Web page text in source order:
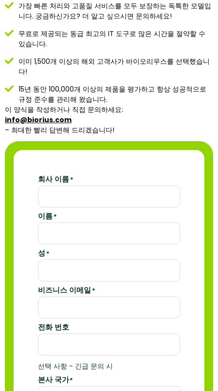
가장 빠른 처리와 고품질 서비스를 모두 보장하는 독특한 모델입
니다. 궁금하신가요? 더 알고 싶으시면 문의하세요!
무료로 제공되는 동급 최고의 IT 도구로 많은 시간을 절약할 수
있습니다.
이미 1,500개 이상의 해외 고객사가 바이오리우스를 선택했습니
다!
15년 동안 100,000개 이상의 제품을 평가하고 항상 성공적으로
규정 준수를 관리해 왔습니다.
이 양식을 작성하거나 직접 문의하세요:
info@biorius.com
– 최대한 빨리 답변해 드리겠습니다!
회사 이름*
이름*
성 *
비즈니스 이메일 *
전화 번호
선택 사항 - 긴급 문의 시
본사 국가*